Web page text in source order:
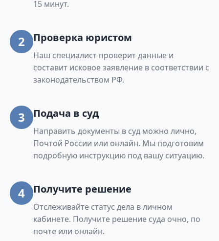
15 минут.
2 Проверка юристом
Наш специалист проверит данные и
составит исковое заявление в соответствии с
законодательством РФ.
3 Подача в суд
Направить документы в суд можно лично,
Почтой России или онлайн. Мы подготовим
подробную инструкцию под вашу ситуацию.
4 Получите решение
Отслеживайте статус дела в личном
кабинете. Получите решение суда очно, по
почте или онлайн.